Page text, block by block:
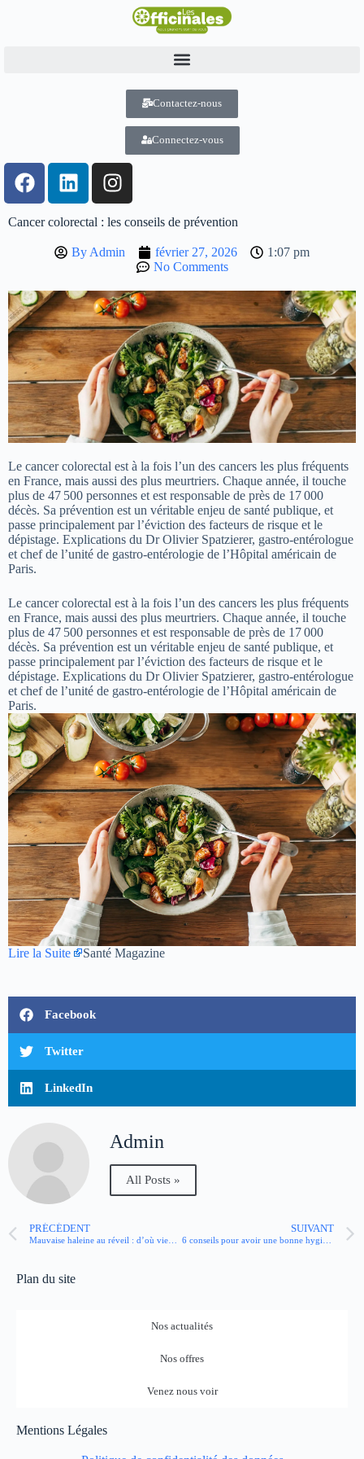
Contactez-nous
Connectez-vous
Cancer colorectal : les conseils de prévention
By Admin février 27, 2026
1:07 pm
No Comments
Le cancer colorectal est à la fois l’un des cancers les plus fréquents
en France, mais aussi des plus meurtriers. Chaque année, il touche
plus de 47 500 personnes et est responsable de près de 17 000
décès. Sa prévention est un véritable enjeu de santé publique, et
passe principalement par l’éviction des facteurs de risque et le
dépistage. Explications du Dr Olivier Spatzierer, gastro-entérologue
et chef de l’unité de gastro-entérologie de l’Hôpital américain de
Paris.
Le cancer colorectal est à la fois l’un des cancers les plus fréquents
en France, mais aussi des plus meurtriers. Chaque année, il touche
plus de 47 500 personnes et est responsable de près de 17 000
décès. Sa prévention est un véritable enjeu de santé publique, et
passe principalement par l’éviction des facteurs de risque et le
dépistage. Explications du Dr Olivier Spatzierer, gastro-entérologue
et chef de l’unité de gastro-entérologie de l’Hôpital américain de
Paris.
Lire la Suite Santé Magazine
Facebook
Twitter
LinkedIn
Admin
All Posts »
PRÉCÉDENT SUIVANT
Plan du site
Nos actualités
Nos offres
Venez nous voir
Mentions Légales